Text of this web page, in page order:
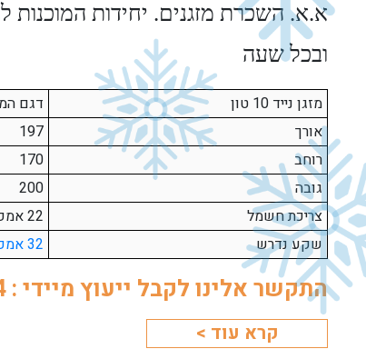
א.א. השכרת מזגנים. יחידות המוכנות
ובכל שעה
מזגן נייד 10 טון
דגם
אורך
197
רוחב
170
גובה
200
צריכת חשמל
22 אמפר לפאזה
שקע נדרש
32 אמפר תלת פאזי
התקשר אלינו לקבל ייעוץ מיידי : 050-5217944
לחץ כאן להשארת פרטים ונחזור
קרא עוד >